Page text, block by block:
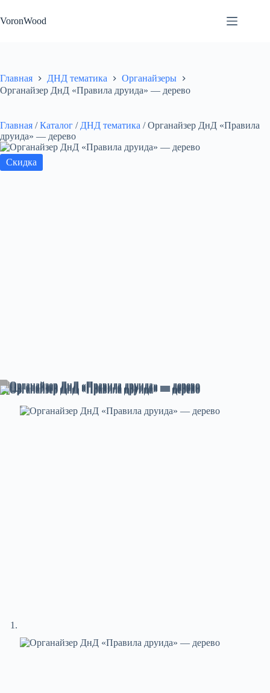
к
сути
VoronWood
Главная ДНД тематика
Органайзеры
Органайзер ДнД «Правила друида» — дерево
Главная / Каталог / ДНД тематика / Органайзер ДнД «Правила
друида» — дерево
Скидка